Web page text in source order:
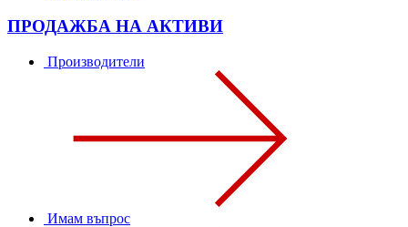
ПРОДАЖБА НА АКТИВИ
Производители
Имам въпрос